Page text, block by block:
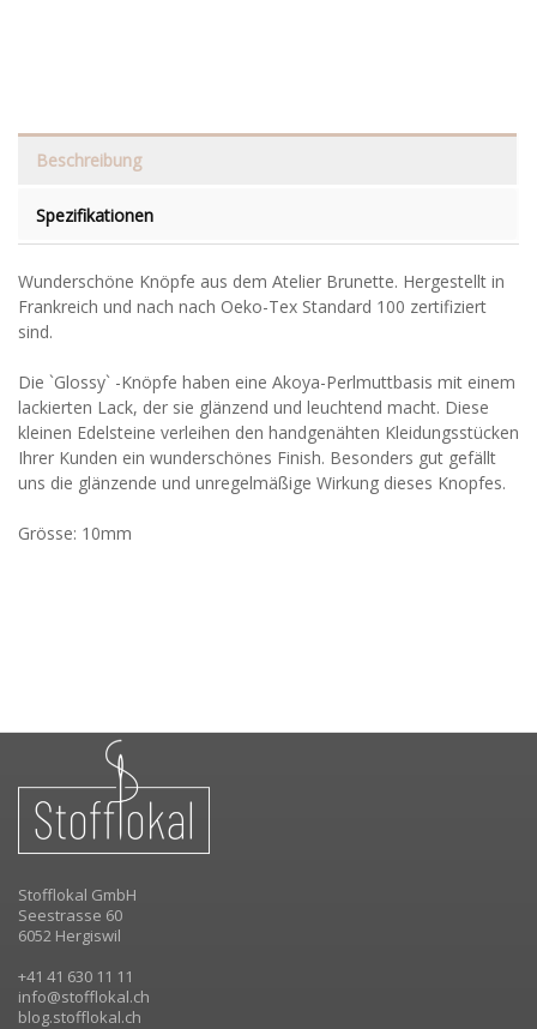
Beschreibung
Spezifikationen
Wunderschöne Knöpfe aus dem Atelier Brunette. Hergestellt in
Frankreich und nach nach Oeko-Tex Standard 100 zertifiziert
sind.
Die `Glossy` -Knöpfe haben eine Akoya-Perlmuttbasis mit einem
lackierten Lack, der sie glänzend und leuchtend macht. Diese
kleinen Edelsteine verleihen den handgenähten Kleidungsstücken
Ihrer Kunden ein wunderschönes Finish. Besonders gut gefällt
uns die glänzende und unregelmäßige Wirkung dieses Knopfes.
Grösse: 10mm
Stofflokal GmbH
Seestrasse 60
6052 Hergiswil
+41 41 630 11 11
info@stofflokal.ch
blog.stofflokal.ch